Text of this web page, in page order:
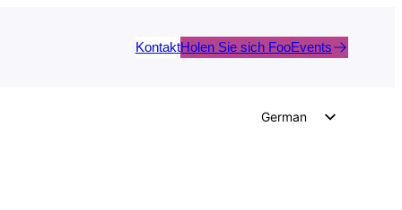
KontaktHolen Sie sich FooEvents
German